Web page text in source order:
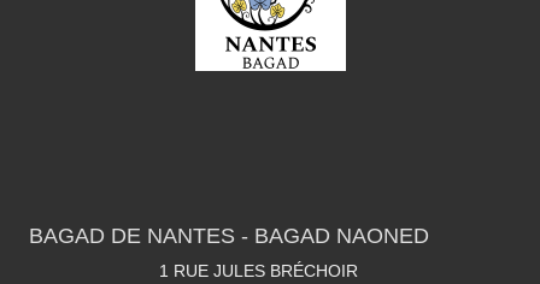
BAGAD DE NANTES - BAGAD NAONED
1 RUE JULES BRÉCHOIR